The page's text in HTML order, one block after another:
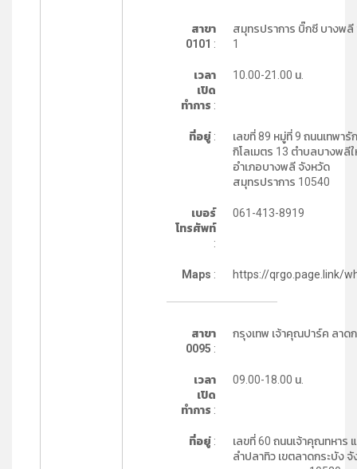
สาขา
0101 :
สมุทรปราการ บิ๊กซี บางพลี
1
เวลา
เปิด
ทำการ :
10.00-21.00 น.
ที่อยู่:
เลขที่ 89 หมู่ที่ 9 ถนนเทพารั
กิโลเมตร 13 ตำบลบางพลี
อำเภอบางพลี จังหวัด
สมุทรปราการ 10540
เบอร์
โทรศัพท์
:
061-413-8919
Maps : https://qrgo.page.link/
สาขา
0095 :
กรุงเทพ เจ้าคุณปาร์ค ลาด
เวลา
เปิด
ทำการ :
09.00-18.00 น.
ที่อยู่:
เลขที่ 60 ถนนเจ้าคุณทหาร
ลำปลาทิว เขตลาดกระบัง จั